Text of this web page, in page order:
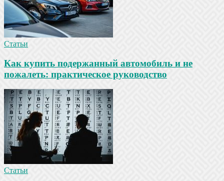
Статьи
Как купить подержанный автомобиль и не
пожалеть: практическое руководство
Статьи